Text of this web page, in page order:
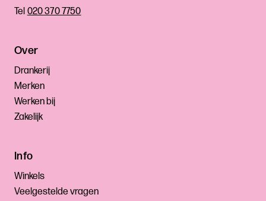
Tel 020 370 7750
Over
Drankerij
Merken
Werken bij
Zakelijk
Info
Winkels
Veelgestelde vragen